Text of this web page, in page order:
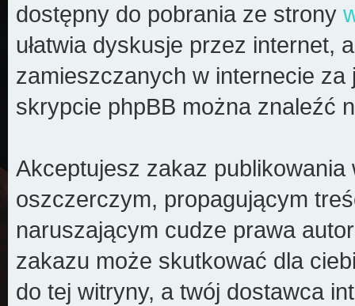
dostępny do pobrania ze strony
ułatwia dyskusje przez internet,
zamieszczanych w internecie
skrypcie phpBB można znaleźć
Akceptujesz zakaz
oszczerczym, propagującym
naruszającym cudze prawa
zakazu może skutkować dla
do tej witryny, a twój dostawca